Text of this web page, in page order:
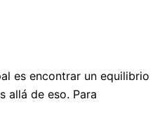
es encontrar un equilibrio
allá de eso. Para